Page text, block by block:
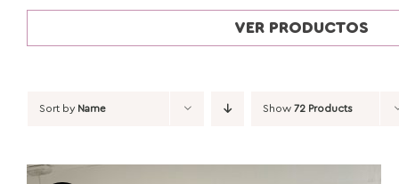
VER PRODUCTOS
Sort by Name Show 72 Products